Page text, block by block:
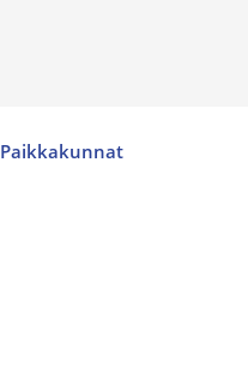
Paikkakunnat